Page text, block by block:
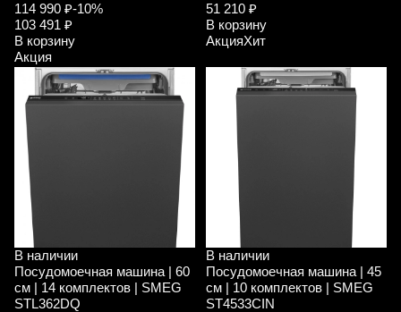
114 990 ₽-10%
103 491 ₽
В корзину
Акция
51 210 ₽
В корзину
АкцияХит
В наличии
Посудомоечная машина | 60
см | 14 комплектов | SMEG
STL362DQ
В наличии
Посудомоечная машина | 45
см | 10 комплектов | SMEG
ST4533CIN